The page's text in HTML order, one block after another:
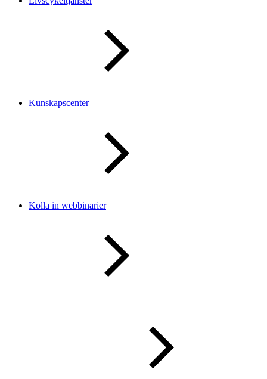
Kunskapscenter
Kolla in webbinarier